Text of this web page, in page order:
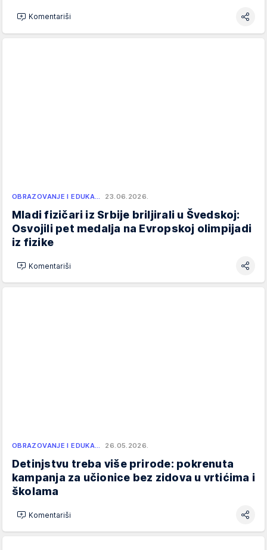
Komentariši
OBRAZOVANJE I EDUKA… 23.06.2026.
Mladi fizičari iz Srbije briljirali u Švedskoj:
Osvojili pet medalja na Evropskoj olimpijadi
iz fizike
Komentariši
OBRAZOVANJE I EDUKA… 26.05.2026.
Detinjstvu treba više prirode: pokrenuta
kampanja za učionice bez zidova u vrtićima i
školama
Komentariši